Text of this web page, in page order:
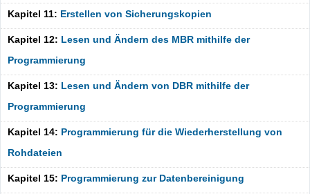
Kapitel 11: Erstellen von Sicherungskopien
Kapitel 12: Lesen und Ändern des MBR mithilfe der
Programmierung
Kapitel 13: Lesen und Ändern von DBR mithilfe der
Programmierung
Kapitel 14: Programmierung für die Wiederherstellung von
Rohdateien
Kapitel 15: Programmierung zur Datenbereinigung